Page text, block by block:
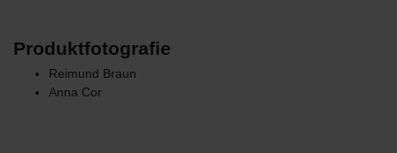
Produktfotografie
Reimund Braun
Anna Cor